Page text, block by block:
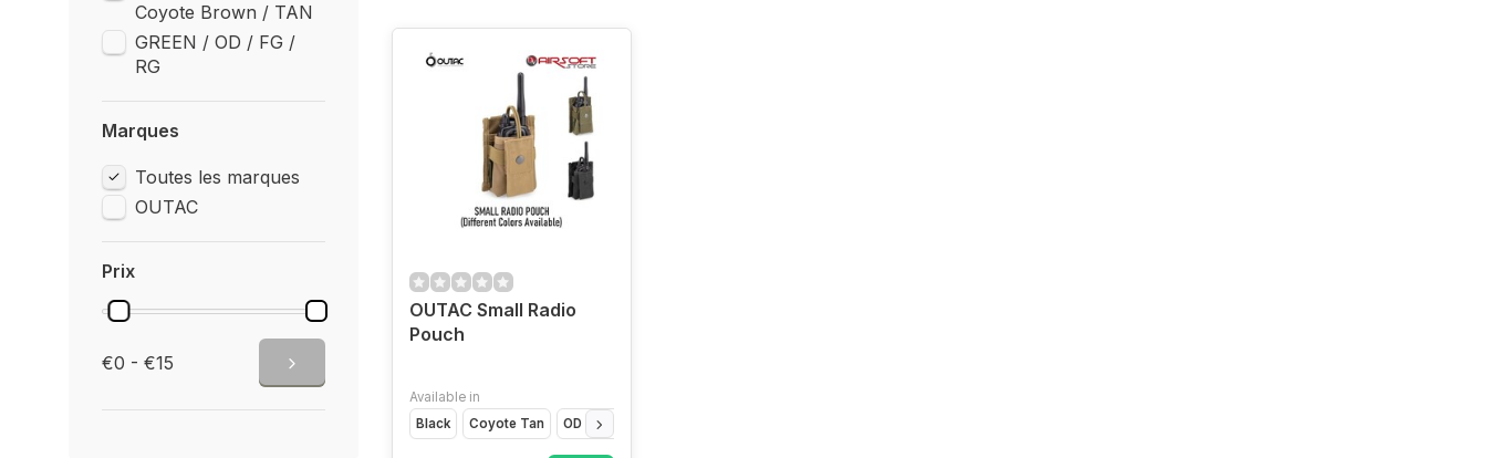
Coyote Brown / TAN
GREEN / OD / FG /
RG
Marques
Toutes les marques
OUTAC
Prix
€0 - €15
OUTAC Small Radio
Pouch
Available in
Black
Coyote Tan OD Green